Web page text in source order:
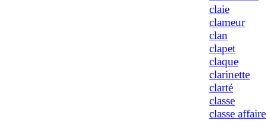
claie
clameur
clan
clapet
claque
clarinette
clarté
classe
classe affaire